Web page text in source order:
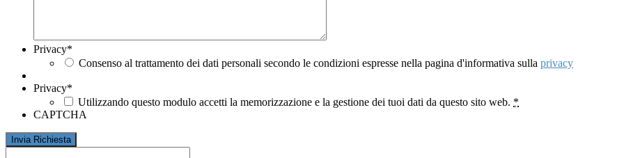
Privacy*
Consenso al trattamento dei dati personali secondo le condizioni espresse nella pagina d'informativa sulla privacy
Privacy*
Utilizzando questo modulo accetti la memorizzazione e la gestione dei tuoi dati da questo sito web. *
CAPTCHA